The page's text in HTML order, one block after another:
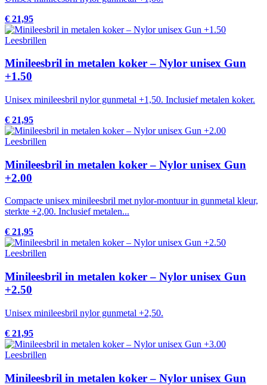
€ 21,95
Leesbrillen
Minileesbril in metalen koker – Nylor unisex Gun
+1.50
Unisex minileesbril nylor gunmetal +1,50. Inclusief metalen koker.
€ 21,95
Leesbrillen
Minileesbril in metalen koker – Nylor unisex Gun
+2.00
Compacte unisex minileesbril met nylor-montuur in gunmetal kleur,
sterkte +2,00. Inclusief metalen...
€ 21,95
Leesbrillen
Minileesbril in metalen koker – Nylor unisex Gun
+2.50
Unisex minileesbril nylor gunmetal +2,50.
€ 21,95
Leesbrillen
Minileesbril in metalen koker – Nylor unisex Gun